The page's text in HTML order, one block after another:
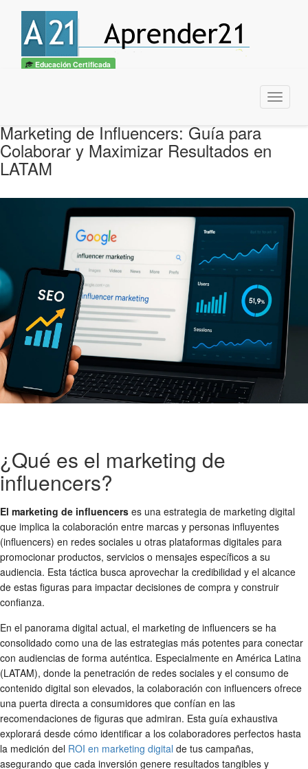
Educación Certificada
Menu
Marketing de Influencers: Guía para
Colaborar y Maximizar Resultados en
LATAM
¿Qué es el marketing de
influencers?
El marketing de influencers es una estrategia de marketing digital
que implica la colaboración entre marcas y personas influyentes
(influencers) en redes sociales u otras plataformas digitales para
promocionar productos, servicios o mensajes específicos a su
audiencia. Esta táctica busca aprovechar la credibilidad y el alcance
de estas figuras para impactar decisiones de compra y construir
confianza.
En el panorama digital actual, el marketing de influencers se ha
consolidado como una de las estrategias más potentes para conectar
con audiencias de forma auténtica. Especialmente en América Latina
(LATAM), donde la penetración de redes sociales y el consumo de
contenido digital son elevados, la colaboración con influencers ofrece
una puerta directa a consumidores que confían en las
recomendaciones de figuras que admiran. Esta guía exhaustiva
explorará desde cómo identificar a los colaboradores perfectos hasta
la medición del ROI en marketing digital de tus campañas,
asegurando que cada inversión genere resultados tangibles y